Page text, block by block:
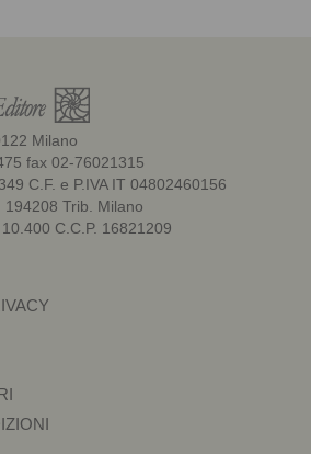
Milano
fax 02-76021315
C.F. e P.IVA IT 04802460156
Trib. Milano
C.C.P. 16821209